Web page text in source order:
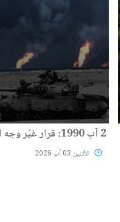
2 آب 1990: قرار غيّر وجه المنطقة
الأثنين 03 آب 2026